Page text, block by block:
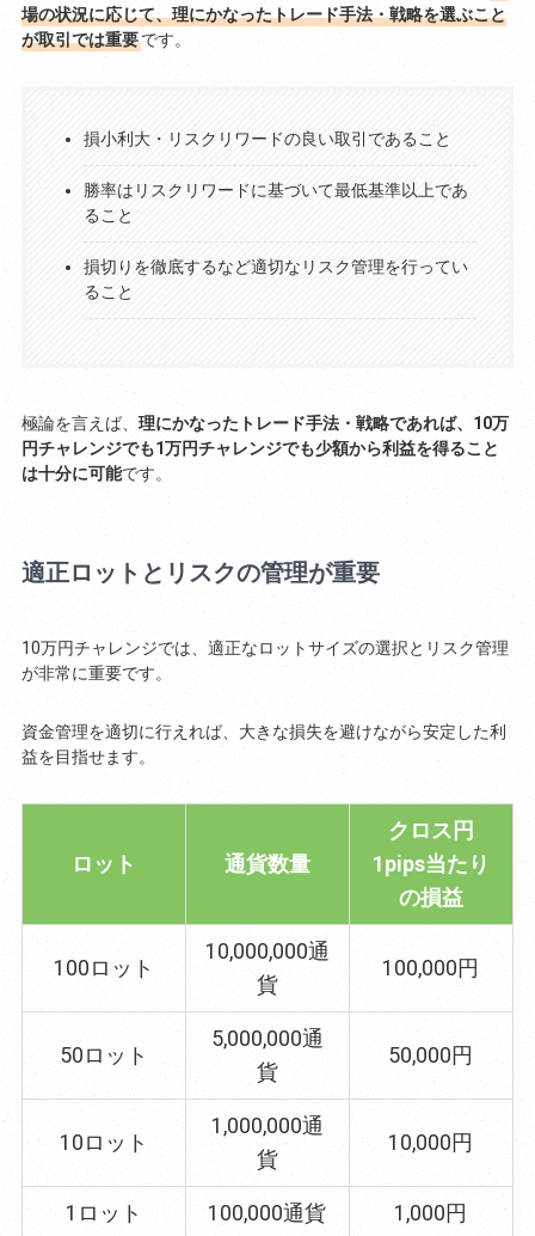
場の状況に応じて、理にかなったトレード手法・戦略を選ぶこと
が取引では重要です。
損小利大・リスクリワードの良い取引であること
勝率はリスクリワードに基づいて最低基準以上であ
ること
損切りを徹底するなど適切なリスク管理を行ってい
ること
極論を言えば、 理にかなったトレード手法・戦略であれば、10万
円チャレンジでも1万円チャレンジでも少額から利益を得ること
は十分に可能です。
適正ロットとリスクの管理が重要
10万円チャレンジでは、適正なロットサイズの選択とリスク管理
が非常に重要です。
資金管理を適切に行えれば、大きな損失を避けながら安定した利
益を目指せます。
ロット 通貨数量
クロス円
1pips当たり
の損益
100ロット
10,000,000通
貨
100,000円
50ロット
5,000,000通
貨
50,000円
10ロット
1,000,000通
貨
10,000円
1ロット 100,000通貨 1,000円